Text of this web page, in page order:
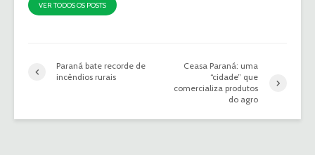
VER TODOS OS POSTS
Paraná bate recorde de
incêndios rurais
Ceasa Paraná: uma
“cidade” que
comercializa produtos
do agro